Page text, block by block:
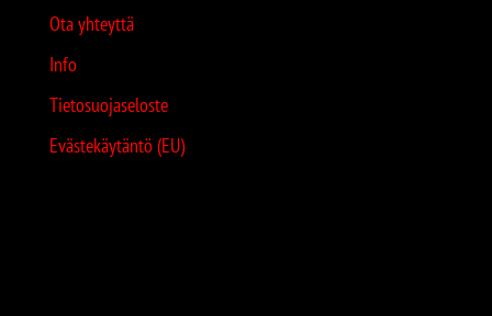
Ota yhteyttä
Info
Tietosuojaseloste
Evästekäytäntö (EU)